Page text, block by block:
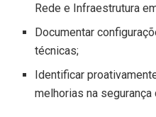
Rede e Infraestrutura
Documentar
técnicas;
Identificar
melhorias na